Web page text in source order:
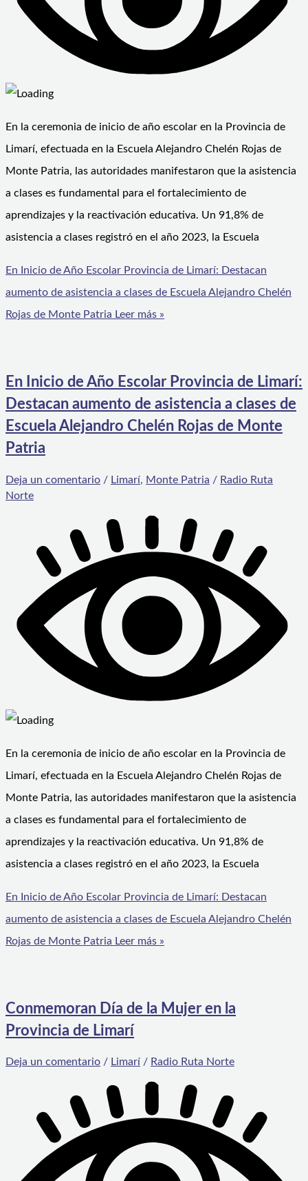
En la ceremonia de inicio de año escolar en la Provincia de
Limarí, efectuada en la Escuela Alejandro Chelén Rojas de
Monte Patria, las autoridades manifestaron que la asistencia
a clases es fundamental para el fortalecimiento de
aprendizajes y la reactivación educativa. Un 91,8% de
asistencia a clases registró en el año 2023, la Escuela
En Inicio de Año Escolar Provincia de Limarí: Destacan
aumento de asistencia a clases de Escuela Alejandro Chelén
Rojas de Monte Patria Leer más »
En Inicio de Año Escolar Provincia de Limarí:
Destacan aumento de asistencia a clases de
Escuela Alejandro Chelén Rojas de Monte
Patria
Deja un comentario / Limarí, Monte Patria / Radio Ruta
Norte
En la ceremonia de inicio de año escolar en la Provincia de
Limarí, efectuada en la Escuela Alejandro Chelén Rojas de
Monte Patria, las autoridades manifestaron que la asistencia
a clases es fundamental para el fortalecimiento de
aprendizajes y la reactivación educativa. Un 91,8% de
asistencia a clases registró en el año 2023, la Escuela
En Inicio de Año Escolar Provincia de Limarí: Destacan
aumento de asistencia a clases de Escuela Alejandro Chelén
Rojas de Monte Patria Leer más »
Conmemoran Día de la Mujer en la
Provincia de Limarí
Deja un comentario / Limarí / Radio Ruta Norte